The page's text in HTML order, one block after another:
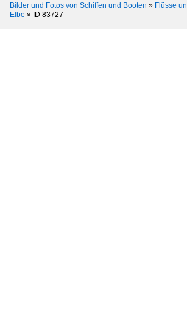
Bilder und Fotos von Schiffen und Booten » Flüsse
Elbe » ID 83727